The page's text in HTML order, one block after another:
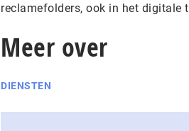
reclamefolders, ook in het digitale
Meer over
DIENSTEN